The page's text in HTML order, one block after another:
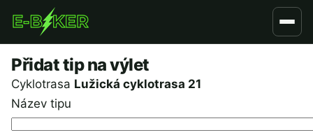
obsahu
Přidat tip na výlet
Cyklotrasa Lužická cyklotrasa 21
Název tipu